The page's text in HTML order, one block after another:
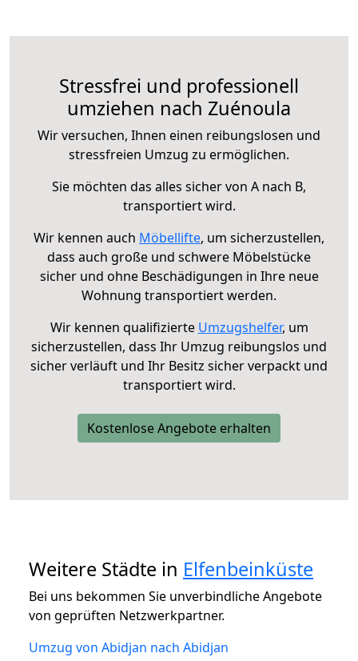
Stressfrei und professionell
umziehen nach Zuénoula
Wir versuchen, Ihnen einen reibungslosen und
stressfreien Umzug zu ermöglichen.
Sie möchten das alles sicher von A nach B,
transportiert wird.
Wir kennen auch Möbellifte, um sicherzustellen,
dass auch große und schwere Möbelstücke
sicher und ohne Beschädigungen in Ihre neue
Wohnung transportiert werden.
Wir kennen qualifizierte Umzugshelfer, um
sicherzustellen, dass Ihr Umzug reibungslos und
sicher verläuft und Ihr Besitz sicher verpackt und
transportiert wird.
Kostenlose Angebote erhalten
Weitere Städte in Elfenbeinküste
Bei uns bekommen Sie unverbindliche Angebote
von geprüften Netzwerkpartner.
Umzug von Abidjan nach Abidjan